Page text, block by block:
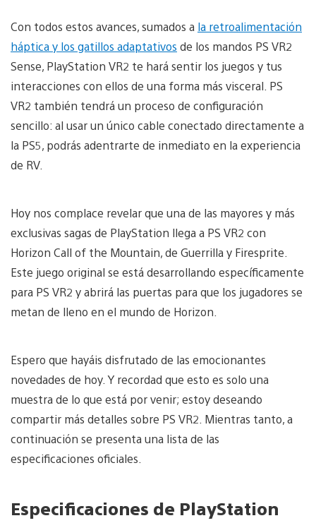
Con todos estos avances, sumados a la retroalimentación
háptica y los gatillos adaptativos de los mandos PS VR2
Sense, PlayStation VR2 te hará sentir los juegos y tus
interacciones con ellos de una forma más visceral. PS
VR2 también tendrá un proceso de configuración
sencillo: al usar un único cable conectado directamente a
la PS5, podrás adentrarte de inmediato en la experiencia
de RV.
Hoy nos complace revelar que una de las mayores y más
exclusivas sagas de PlayStation llega a PS VR2 con
Horizon Call of the Mountain, de Guerrilla y Firesprite.
Este juego original se está desarrollando específicamente
para PS VR2 y abrirá las puertas para que los jugadores se
metan de lleno en el mundo de Horizon.
Espero que hayáis disfrutado de las emocionantes
novedades de hoy. Y recordad que esto es solo una
muestra de lo que está por venir; estoy deseando
compartir más detalles sobre PS VR2. Mientras tanto, a
continuación se presenta una lista de las
especificaciones oficiales.
Especificaciones de PlayStation